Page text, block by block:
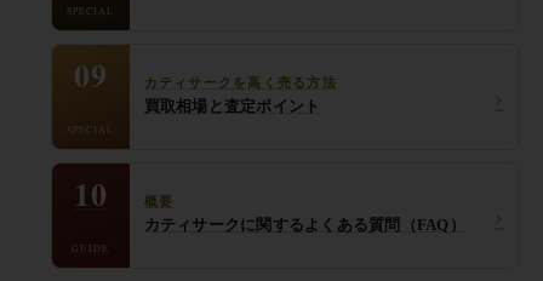
SPECIAL
09
SPECIAL
カティサークを高く売る方法
買取相場と査定ポイント ›
10
GUIDE
概要
カティサークに関するよくある質問（FAQ） ›